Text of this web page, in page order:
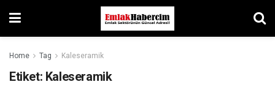
Home Tag Kaleseramik
Etiket: Kaleseramik